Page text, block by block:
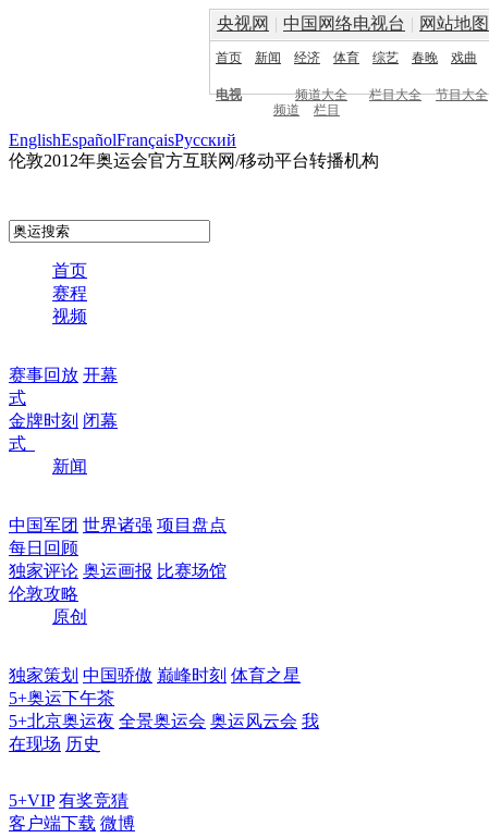
央视网 | 中国网络电视台 | 网站地图
首页 新闻 经济 体育 综艺 春晚 戏曲
电视 频道大全 栏目大全 节目大全
频道
栏目
EnglishEspañolFrançaisPусский
伦敦2012年奥运会官方互联网/移动平台转播机构
首页
赛程
视频
赛事回放 开幕
式
金牌时刻 闭幕
式
新闻
中国军团 世界诸强 项目盘点
每日回顾
独家评论 奥运画报 比赛场馆
伦敦攻略
原创
独家策划 中国骄傲 巅峰时刻 体育之星
5+奥运下午茶
5+北京奥运夜 全景奥运会 奥运风云会 我
在现场 历史
5+VIP 有奖竞猜
客户端下载 微博